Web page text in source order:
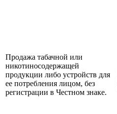
Продажа табачной или
никотиносодержащей
продукции либо устройств для
ее потребления лицом, без
регистрации в Честном знаке.